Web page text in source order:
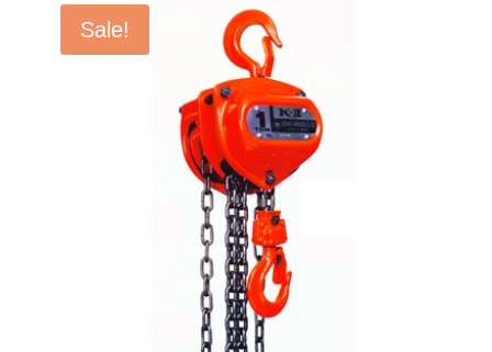
฿25,000.00.
฿20,000.00.
Sale!